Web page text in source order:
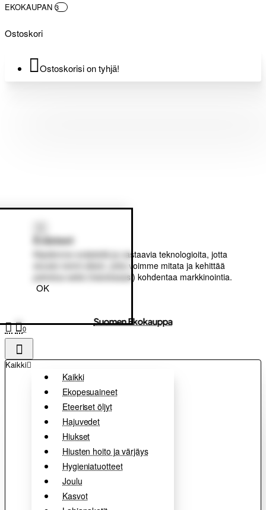
EKOKAUPAN 3
Ostoskori
Ostoskorisi on tyhjä!
Evästeet
Käytämme evästeitä ja vastaavia teknologioita, jotta
sivusto toimii oikein, jotta voimme mitata ja kehittää
palvelua sekä (halutessasi) kohdentaa markkinointia.
OK
Suomen Ekokauppa
0
Kaikki
Kaikki
Ekopesuaineet
Eteeriset öljyt
Hajuvedet
Hiukset
Hiusten hoito ja värjäys
Hygieniatuotteet
Joulu
Kasvot